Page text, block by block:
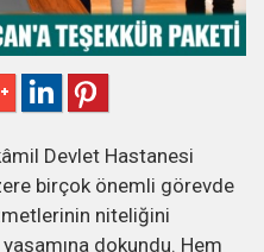
Devlet Hastanesi
birçok önemli görevde
niteliğini
dokundu. Hem